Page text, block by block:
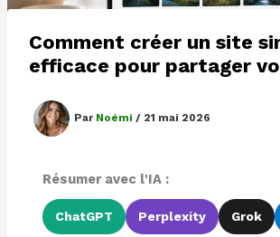
Comment créer un site
efficace pour partager
Par Noémi / 21 mai 2026
Résumer avec l'IA :
ChatGPT Perplexity Grok